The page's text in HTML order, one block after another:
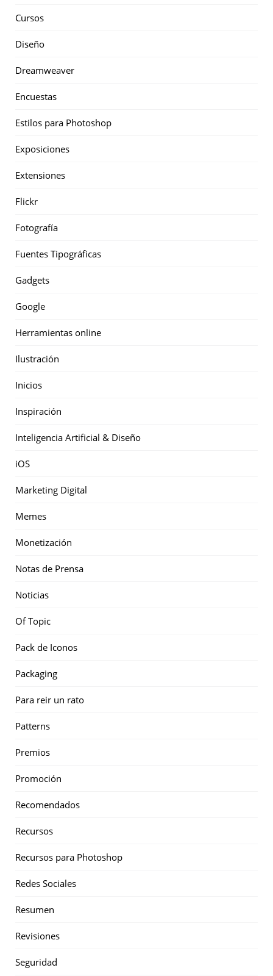
Cursos
Diseño
Dreamweaver
Encuestas
Estilos para Photoshop
Exposiciones
Extensiones
Flickr
Fotografía
Fuentes Tipográficas
Gadgets
Google
Herramientas online
Ilustración
Inicios
Inspiración
Inteligencia Artificial & Diseño
iOS
Marketing Digital
Memes
Monetización
Notas de Prensa
Noticias
Of Topic
Pack de Iconos
Packaging
Para reir un rato
Patterns
Premios
Promoción
Recomendados
Recursos
Recursos para Photoshop
Redes Sociales
Resumen
Revisiones
Seguridad